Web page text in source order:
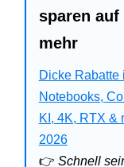
Business
Angebote
Bitdefender
sparen auf
mehr
Dicke Rabatte
Notebooks,
KI, 4K, RTX &
2026
👉 Schnell